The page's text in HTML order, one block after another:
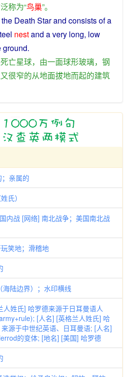
称为“鸟巢”。
the Death Starand consistsofa
nestand avery long, low
ground.
死亡星球， 由一面球形玻璃， 钢
又很窄的从地面拔地而起的建筑
亲属的
氏）
战 [网络] 南北战争；美国南北战
笑地；滑稽地
陆边界）；水印横线
氏] 哈罗德来源于日耳曼语人
[人名] [英格兰人姓氏] 哈
源于中世纪英语、日耳曼语; [人名]
的变体; [地名] [美国] 哈罗德